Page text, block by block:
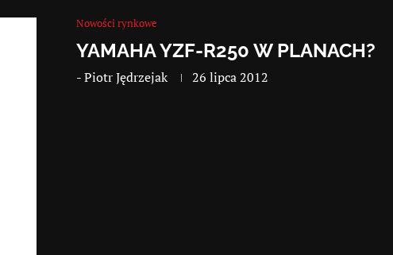
Nowości rynkowe
YAMAHA YZF-R250 W PLANACH?
-Piotr Jędrzejak 26 lipca 2012